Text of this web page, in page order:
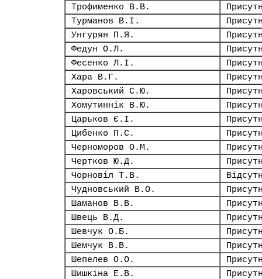
Трофименко В.В.
Турманов В.І.
Унгурян П.Я.
Федун О.Л.
Фесенко Л.І.
Хара В.Г.
Харовський С.Ю.
Хомутиннік В.Ю.
Царьков Є.І.
Цибенко П.С.
Черноморов О.М.
Чертков Ю.Д.
Чорновіл Т.В.
Чудновський В.О.
Шаманов В.В.
Швець В.Д.
Шевчук О.Б.
Шемчук В.В.
Шепелев О.О.
Шишкіна Е.В.